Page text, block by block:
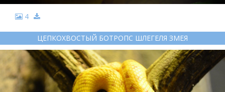
4
ЦЕПКОХВОСТЫЙ БОТРОПС ШЛЕГЕЛЯ ЗМЕЯ